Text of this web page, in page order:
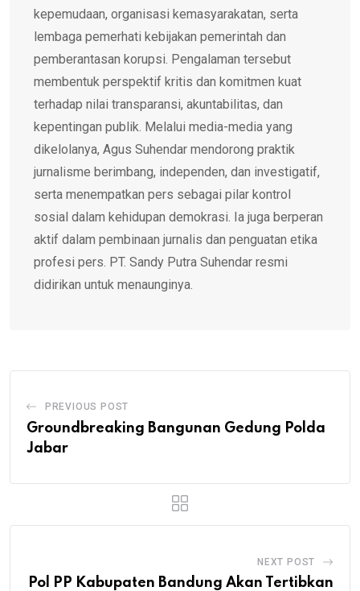
kepemudaan, organisasi kemasyarakatan, serta
lembaga pemerhati kebijakan pemerintah dan
pemberantasan korupsi. Pengalaman tersebut
membentuk perspektif kritis dan komitmen kuat
terhadap nilai transparansi, akuntabilitas, dan
kepentingan publik. Melalui media-media yang
dikelolanya, Agus Suhendar mendorong praktik
jurnalisme berimbang, independen, dan investigatif,
serta menempatkan pers sebagai pilar kontrol
sosial dalam kehidupan demokrasi. Ia juga berperan
aktif dalam pembinaan jurnalis dan penguatan etika
profesi pers. PT. Sandy Putra Suhendar resmi
didirikan untuk menaunginya.
PREVIOUS POST
Groundbreaking Bangunan Gedung Polda
Jabar
NEXT POST
Pol PP Kabupaten Bandung Akan Tertibkan